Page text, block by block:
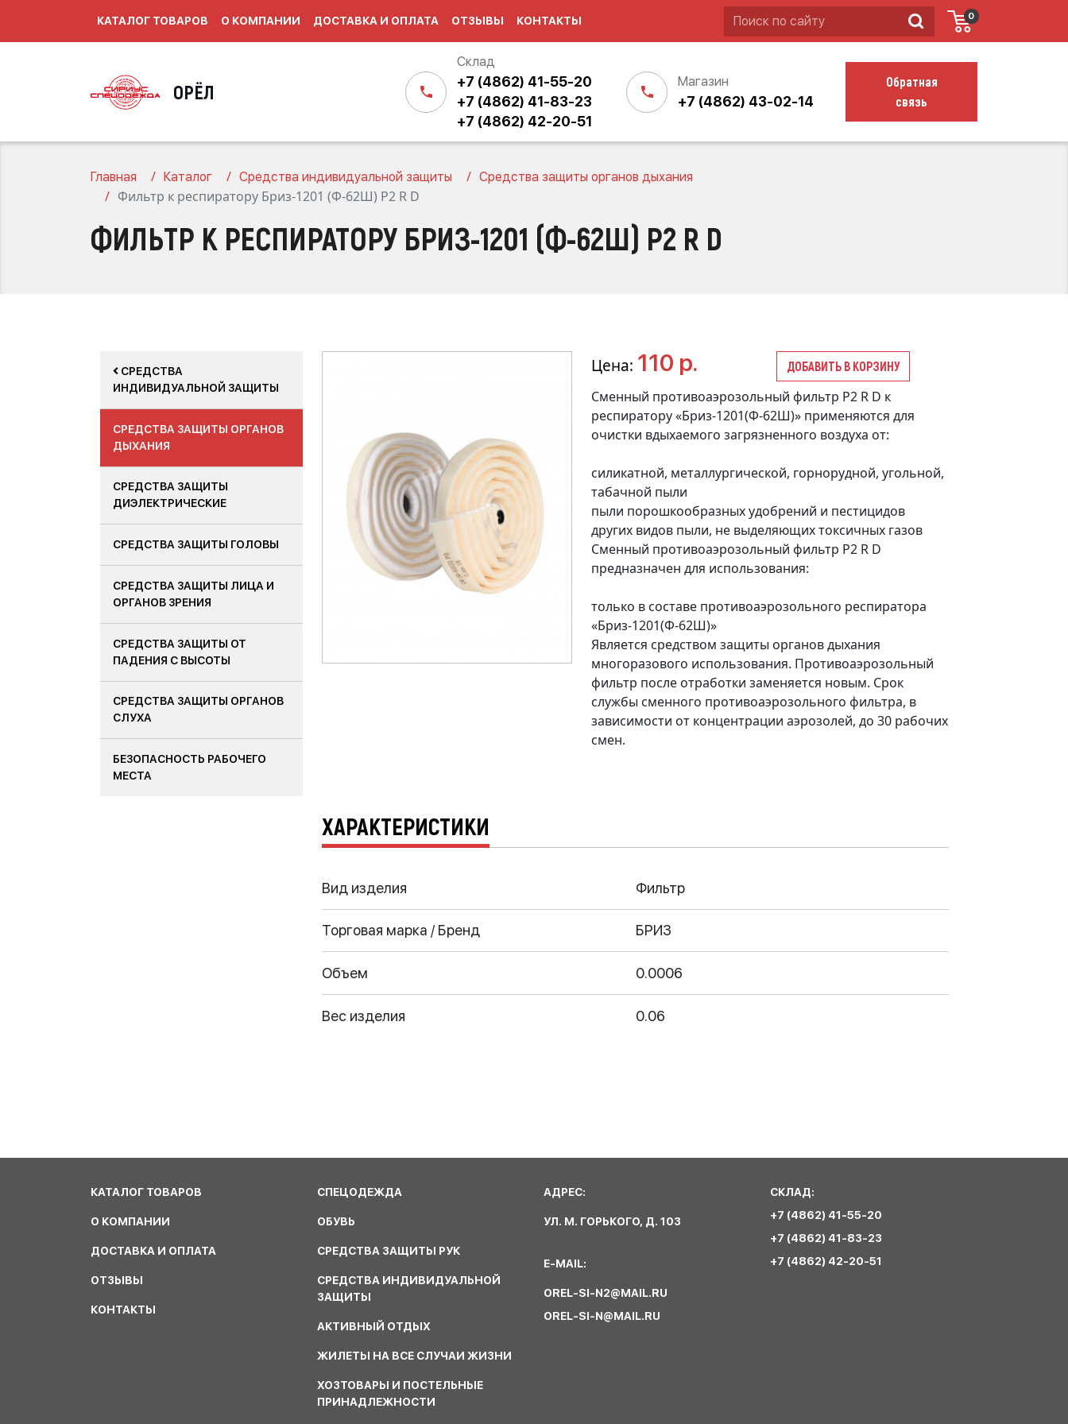
КАТАЛОГ ТОВАРОВ О КОМПАНИИ ДОСТАВКА И ОПЛАТА ОТЗЫВЫ КОНТАКТЫ 0
ОРЁЛ
Склад
+7 (4862) 41-55-20
+7 (4862) 41-83-23
+7 (4862) 42-20-51
Магазин
+7 (4862) 43-02-14
Обратная
связь
Главная Каталог Средства индивидуальной защиты Средства защиты органов дыхания
Фильтр к респиратору Бриз-1201 (Ф-62Ш) Р2 R D
ФИЛЬТР К РЕСПИРАТОРУ БРИЗ-1201 (Ф-62Ш) Р2 R D
СРЕДСТВА
ИНДИВИДУАЛЬНОЙ ЗАЩИТЫ
СРЕДСТВА ЗАЩИТЫ ОРГАНОВ
ДЫХАНИЯ
СРЕДСТВА ЗАЩИТЫ
ДИЭЛЕКТРИЧЕСКИЕ
СРЕДСТВА ЗАЩИТЫ ГОЛОВЫ
СРЕДСТВА ЗАЩИТЫ ЛИЦА И
ОРГАНОВ ЗРЕНИЯ
СРЕДСТВА ЗАЩИТЫ ОТ
ПАДЕНИЯ С ВЫСОТЫ
СРЕДСТВА ЗАЩИТЫ ОРГАНОВ
СЛУХА
БЕЗОПАСНОСТЬ РАБОЧЕГО
МЕСТА
Цена: 110 р. ДОБАВИТЬ В КОРЗИНУ
Сменный противоаэрозольный фильтр P2 R D к
респиратору «Бриз-1201(Ф-62Ш)» применяются для
очистки вдыхаемого загрязненного воздуха от:
силикатной, металлургической, горнорудной, угольной,
табачной пыли
пыли порошкообразных удобрений и пестицидов
других видов пыли, не выделяющих токсичных газов
Сменный противоаэрозольный фильтр P2 R D
предназначен для использования:
только в составе противоаэрозольного респиратора
«Бриз-1201(Ф-62Ш)»
Является средством защиты органов дыхания
многоразового использования. Противоаэрозольный
фильтр после отработки заменяется новым. Срок
службы сменного противоаэрозольного фильтра, в
зависимости от концентрации аэрозолей, до 30 рабочих
смен.
ХАРАКТЕРИСТИКИ
Вид изделия Фильтр
Торговая марка / Бренд БРИЗ
Объем 0.0006
Вес изделия 0.06
КАТАЛОГ ТОВАРОВ
О КОМПАНИИ
ДОСТАВКА И ОПЛАТА
ОТЗЫВЫ
КОНТАКТЫ
СПЕЦОДЕЖДА
ОБУВЬ
СРЕДСТВА ЗАЩИТЫ РУК
СРЕДСТВА ИНДИВИДУАЛЬНОЙ
ЗАЩИТЫ
АКТИВНЫЙ ОТДЫХ
ЖИЛЕТЫ НА ВСЕ СЛУЧАИ ЖИЗНИ
ХОЗТОВАРЫ И ПОСТЕЛЬНЫЕ
ПРИНАДЛЕЖНОСТИ
АДРЕС:
УЛ. М. ГОРЬКОГО, Д. 103
E-MAIL:
OREL-SI-N2@MAIL.RU
OREL-SI-N@MAIL.RU
СКЛАД:
+7 (4862) 41-55-20
+7 (4862) 41-83-23
+7 (4862) 42-20-51